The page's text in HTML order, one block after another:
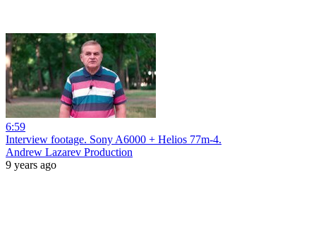
6:59
Interview footage. Sony A6000 + Helios 77m-4.
Andrew Lazarev Production
9 years ago